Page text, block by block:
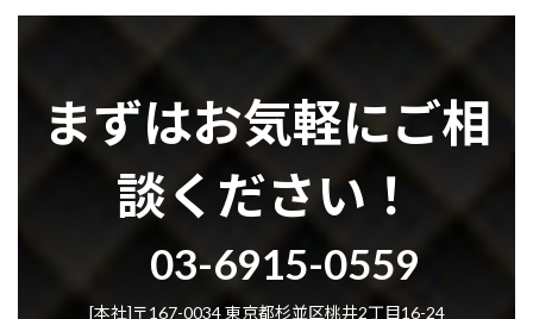
まずはお気軽にご相
談ください！
03-6915-0559
[本社]〒167-0034 東京都杉並区桃井2丁目16-24